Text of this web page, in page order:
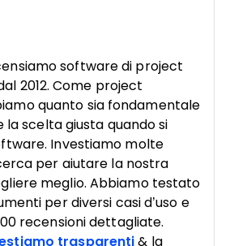
software di project
2012. Come project
quanto sia fondamentale
la scelta giusta quando si
Investiamo molte
per aiutare la nostra
meglio. Abbiamo testato
per diversi casi d’uso e
recensioni dettagliate.
trasparenti & la